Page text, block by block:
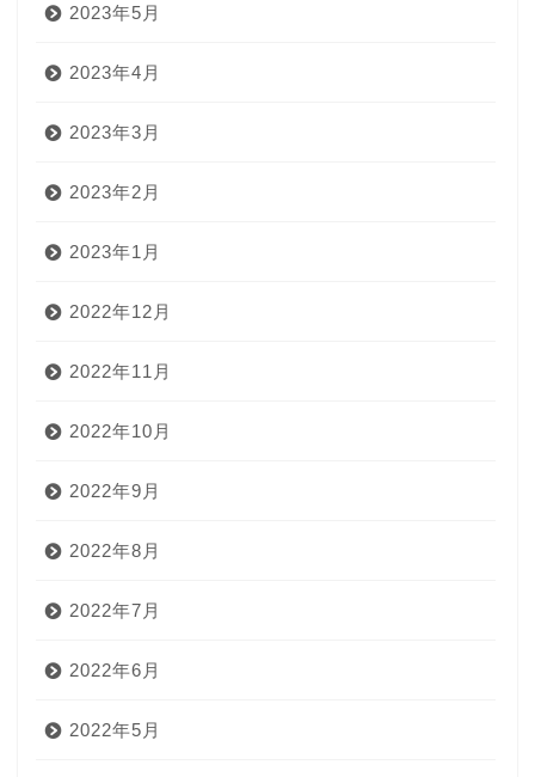
2023年5月
2023年4月
2023年3月
2023年2月
2023年1月
2022年12月
2022年11月
2022年10月
2022年9月
2022年8月
2022年7月
2022年6月
2022年5月